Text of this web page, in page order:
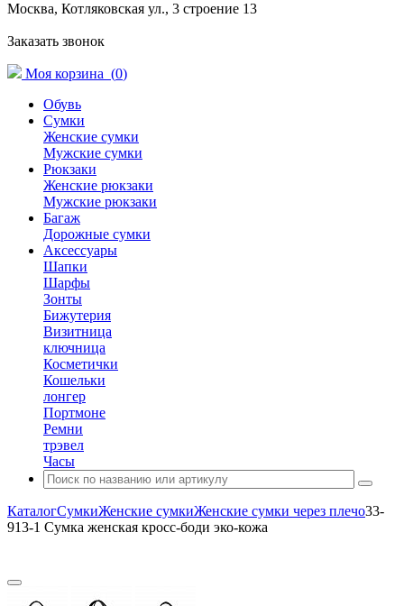
Москва, Котляковская ул., 3 строение 13
Заказать звонок
Моя корзина (0)
Обувь
Сумки
Женские сумки
Мужские сумки
Рюкзаки
Женские рюкзаки
Мужские рюкзаки
Багаж
Дорожные сумки
Аксессуары
Шапки
Шарфы
Зонты
Бижутерия
Визитница
ключница
Косметички
Кошельки
лонгер
Портмоне
Ремни
трэвел
Часы
КаталогСумкиЖенские сумкиЖенские сумки через плечо33-
913-1 Сумка женская кросс-боди эко-кожа